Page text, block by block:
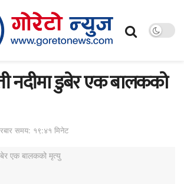
नदीमा डुबेर एक बालकको
समय: १९:४१ मिनेट